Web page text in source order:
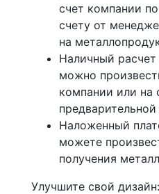
счет компании
счету от
на
Наличный
можно
компании или на
Наложенный
можете
получения
Улучшите свой